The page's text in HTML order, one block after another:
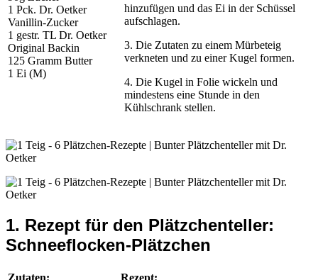
1 Pck. Dr. Oetker
Vanillin-Zucker
1 gestr. TL Dr. Oetker
Original Backin
125 Gramm Butter
1 Ei (M)
hinzufügen und das Ei in der Schüssel
aufschlagen.
3. Die Zutaten zu einem Mürbeteig
verkneten und zu einer Kugel formen.
4. Die Kugel in Folie wickeln und
mindestens eine Stunde in den
Kühlschrank stellen.
1. Rezept für den Plätzchenteller:
Schneeflocken-Plätzchen
Zutaten:
Rezept: